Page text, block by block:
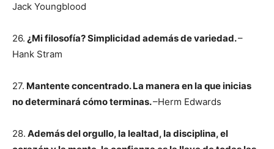
Jack Youngblood
26. ¿Mi filosofía? Simplicidad además de variedad.–
Hank Stram
27. Mantente concentrado. La manera en la que inicias
no determinará cómo terminas.–Herm Edwards
28. Además del orgullo, la lealtad, la disciplina, el